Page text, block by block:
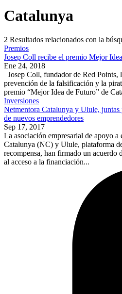
Catalunya
2 Resultados relacionados con la
Premios
Josep Coll recibe el premio Mejor
Ene 24, 2018
Josep Coll, fundador de Red Points,
prevención de la falsificación y la
premio “Mejor Idea de Futuro” de
Inversiones
Netmentora Catalunya y Ulule,
de nuevos emprendedores
Sep 17, 2017
La asociación empresarial de apoyo a
Catalunya (NC) y Ulule, plataforma
recompensa, han firmado un acuerdo
al acceso a la financiación...